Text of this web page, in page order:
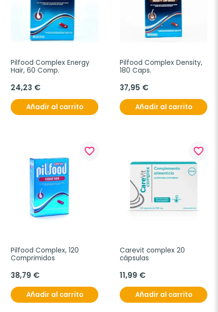
Pilfood Complex Energy
Hair, 60 Comp.
24,23 €
Añadir al carrito
Pilfood Complex Density,
180 Caps.
37,95 €
Añadir al carrito
favorite_border
Pilfood Complex, 120
Comprimidos
38,79 €
Añadir al carrito
favorite_border
Carevit complex 20
cápsulas
11,99 €
Añadir al carrito